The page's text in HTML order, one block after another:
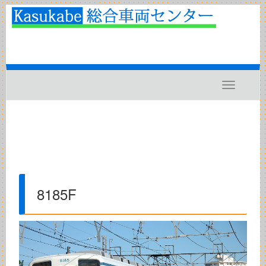
Toggle
navigation
8185F